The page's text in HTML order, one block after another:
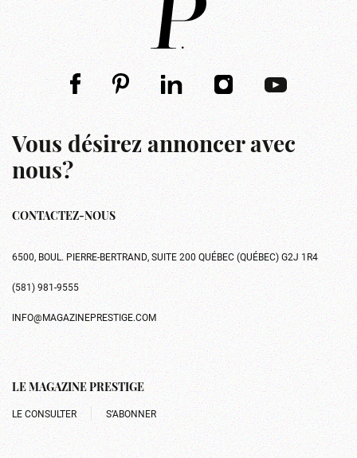
Vous désirez annoncer avec
nous?
CONTACTEZ-NOUS
6500, BOUL. PIERRE-BERTRAND, SUITE 200 QUÉBEC (QUÉBEC) G2J 1R4
(581) 981-9555
INFO@MAGAZINEPRESTIGE.COM
LE MAGAZINE PRESTIGE
LE CONSULTER S’ABONNER